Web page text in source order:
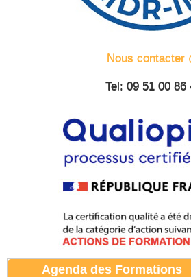
Nous contacter
Tel: 09 51 00 86
Agenda des Formations